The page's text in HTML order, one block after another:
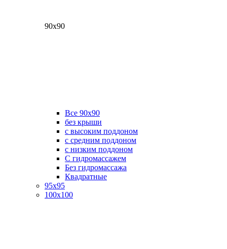
90х90
Все 90х90
без крыши
с высоким поддоном
с средним поддоном
с низким поддоном
С гидромассажем
Без гидромассажа
Квадратные
95х95
100х100